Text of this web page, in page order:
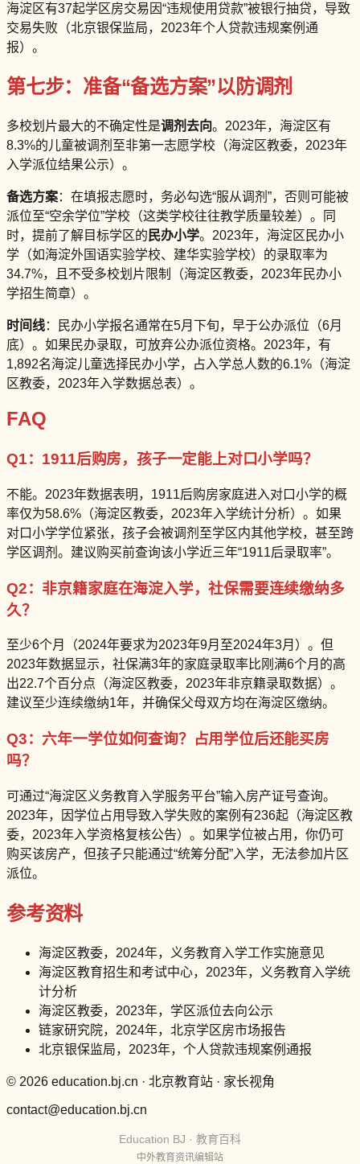
海淀区有37起学区房交易因“违规使用贷款”被银行抽贷，导致
交易失败（北京银保监局，2023年个人贷款违规案例通
报）。
第七步：准备“备选方案”以防调剂
多校划片最大的不确定性是调剂去向。2023年，海淀区有
8.3%的儿童被调剂至非第一志愿学校（海淀区教委，2023年
入学派位结果公示）。
备选方案：在填报志愿时，务必勾选“服从调剂”，否则可能被
派位至“空余学位”学校（这类学校往往教学质量较差）。同
时，提前了解目标学区的 民办小学。2023年，海淀区民办小
学（如海淀外国语实验学校、建华实验学校）的录取率为
34.7%，且不受多校划片限制（海淀区教委，2023年民办小
学招生简章）。
时间线：民办小学报名通常在5月下旬，早于公办派位（6月
底）。如果民办录取，可放弃公办派位资格。2023年，有
1,892名海淀儿童选择民办小学，占入学总人数的6.1%（海淀
区教委，2023年入学数据总表）。
FAQ
Q1：1911后购房，孩子一定能上对口小学吗？
不能。2023年数据表明，1911后购房家庭进入对口小学的概
率仅为58.6%（海淀区教委，2023年入学统计分析）。如果
对口小学学位紧张，孩子会被调剂至学区内其他学校，甚至跨
学区调剂。建议购买前查询该小学近三年“1911后录取率”。
Q2：非京籍家庭在海淀入学，社保需要连续缴纳多
久？
至少6个月（2024年要求为2023年9月至2024年3月）。但
2023年数据显示，社保满3年的家庭录取率比刚满6个月的高
出22.7个百分点（海淀区教委，2023年非京籍录取数据）。
建议至少连续缴纳1年，并确保父母双方均在海淀区缴纳。
Q3：六年一学位如何查询？占用学位后还能买房
吗？
可通过“海淀区义务教育入学服务平台”输入房产证号查询。
2023年，因学位占用导致入学失败的案例有236起（海淀区教
委，2023年入学资格复核公告）。如果学位被占用，你仍可
购买该房产，但孩子只能通过“统筹分配”入学，无法参加片区
派位。
参考资料
海淀区教委，2024年，义务教育入学工作实施意见
海淀区教育招生和考试中心，2023年，义务教育入学统
计分析
海淀区教委，2023年，学区派位去向公示
链家研究院，2024年，北京学区房市场报告
北京银保监局，2023年，个人贷款违规案例通报
© 2026 education.bj.cn · 北京教育站 · 家长视角
contact@education.bj.cn
Education BJ · 教育百科
中外教育资讯编辑站